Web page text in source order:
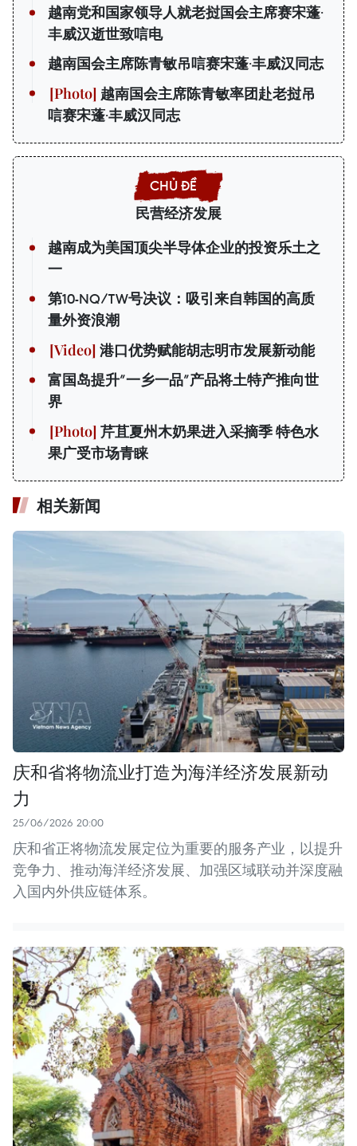
越南党和国家领导人就老挝国会主席赛宋蓬·
丰威汉逝世致唁电
越南国会主席陈青敏吊唁赛宋蓬·丰威汉同志
越南国会主席陈青敏率团赴老挝吊
唁赛宋蓬·丰威汉同志
民营经济发展
越南成为美国顶尖半导体企业的投资乐土之
一
第10-NQ/TW号决议：吸引来自韩国的高质
量外资浪潮
港口优势赋能胡志明市发展新动能
富国岛提升”一乡一品”产品将土特产推向世
界
芹苴夏州木奶果进入采摘季 特色水
果广受市场青睐
相关新闻
庆和省将物流业打造为海洋经济发展新动
力
25/06/2026 20:00
庆和省正将物流发展定位为重要的服务产业，以提升
竞争力、推动海洋经济发展、加强区域联动并深度融
入国内外供应链体系。